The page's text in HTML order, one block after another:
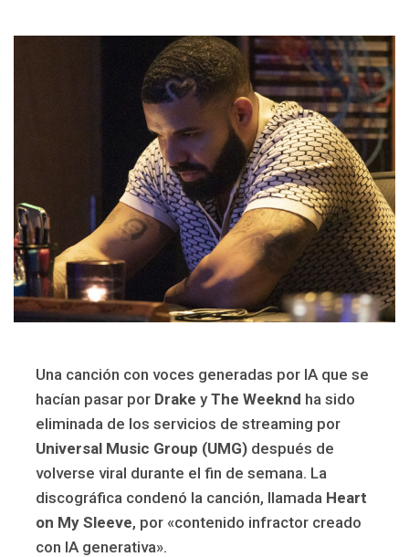
Una canción con voces generadas por IA que se
hacían pasar por Drake yThe Weeknd ha sido
eliminada de los servicios de streaming por
Universal Music Group (UMG) después de
volverse viral durante el fin de semana. La
discográfica condenó la canción, llamada Heart
on My Sleeve, por «contenido infractor creado
con IA generativa».